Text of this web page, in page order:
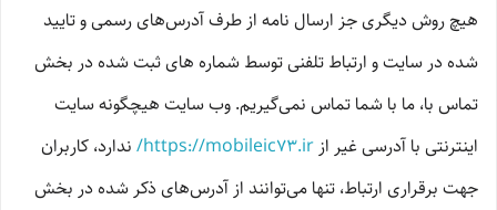
هیچ روش دیگری جز ارسال نامه از طرف آدرس‏‌های رسمی و تایید
شده در سایت و ارتباط تلفنی توسط شماره های ثبت شده در بخش
تماس با، ما با شما تماس نمی‌‏گیریم. وب سایت هیچگونه سایت
اینترنتی با آدرسی غیر از https://mobileic73.ir/ ندارد، کاربران
جهت برقراری ارتباط، تنها می‏‌توانند از آدرس‌‏های ذکر شده در بخش